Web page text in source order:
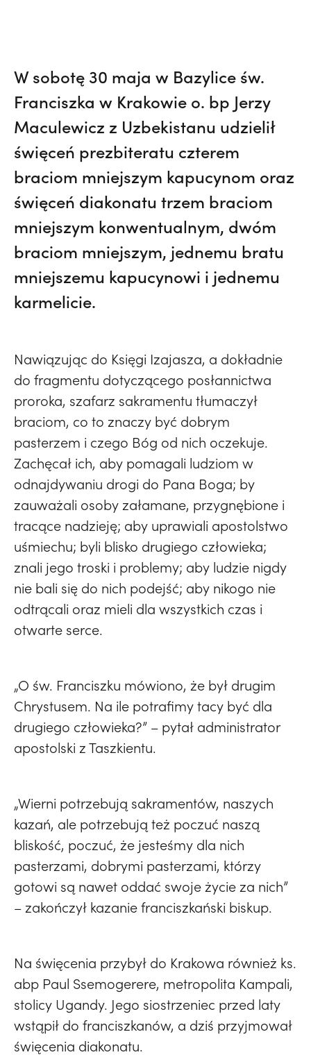
W sobotę 30 maja w Bazylice św.
Franciszka w Krakowie o. bp Jerzy
Maculewicz z Uzbekistanu udzielił
święceń prezbiteratu czterem
braciom mniejszym kapucynom oraz
święceń diakonatu trzem braciom
mniejszym konwentualnym, dwóm
braciom mniejszym, jednemu bratu
mniejszemu kapucynowi i jednemu
karmelicie.
Nawiązując do Księgi Izajasza, a dokładnie
do fragmentu dotyczącego posłannictwa
proroka, szafarz sakramentu tłumaczył
braciom, co to znaczy być dobrym
pasterzem i czego Bóg od nich oczekuje.
Zachęcał ich, aby pomagali ludziom w
odnajdywaniu drogi do Pana Boga; by
zauważali osoby załamane, przygnębione i
tracące nadzieję; aby uprawiali apostolstwo
uśmiechu; byli blisko drugiego człowieka;
znali jego troski i problemy; aby ludzie nigdy
nie bali się do nich podejść; aby nikogo nie
odtrącali oraz mieli dla wszystkich czas i
otwarte serce.
„O św. Franciszku mówiono, że był drugim
Chrystusem. Na ile potrafimy tacy być dla
drugiego człowieka?” – pytał administrator
apostolski z Taszkientu.
„Wierni potrzebują sakramentów, naszych
kazań, ale potrzebują też poczuć naszą
bliskość, poczuć, że jesteśmy dla nich
pasterzami, dobrymi pasterzami, którzy
gotowi są nawet oddać swoje życie za nich”
– zakończył kazanie franciszkański biskup.
Na święcenia przybył do Krakowa również ks.
abp Paul Ssemogerere, metropolita Kampali,
stolicy Ugandy. Jego siostrzeniec przed laty
wstąpił do franciszkanów, a dziś przyjmował
święcenia diakonatu.